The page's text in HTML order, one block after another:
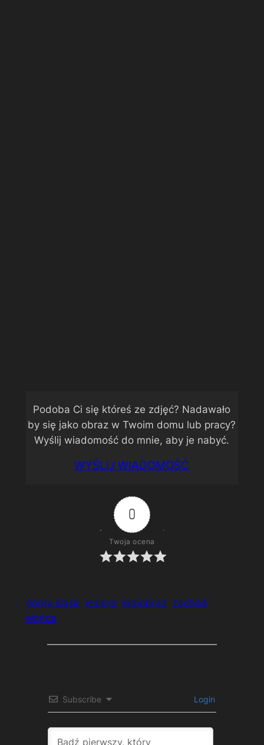
Podoba Ci się któreś ze zdjęć? Nadawało
by się jako obraz w Twoim domu lub pracy?
Wyślij wiadomość do mnie, aby je nabyć.
WYŚLIJ WIADOMOŚĆ
0
Twoja ocena
górny śląsk jezioro krajobraz zachód
słońca
Subscribe Login